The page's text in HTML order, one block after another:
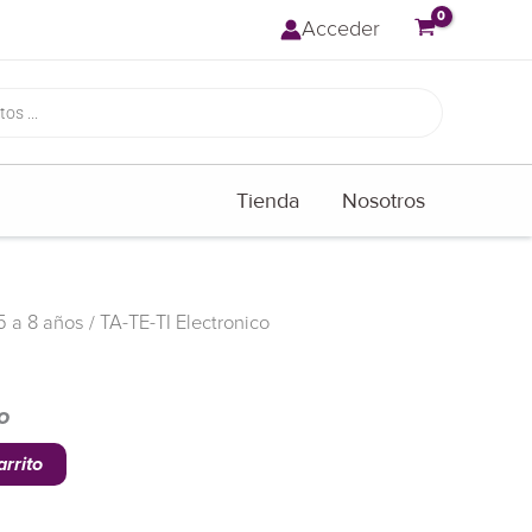
Acceder
Tienda Nosotros
a 8 años / TA-TE-TI Electronico